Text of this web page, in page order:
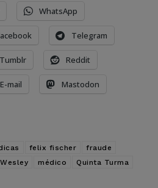
WhatsApp
Telegram
Tumblr Reddit
E-mail Mastodon
felix fischer
fraude
médico
Quinta Turma